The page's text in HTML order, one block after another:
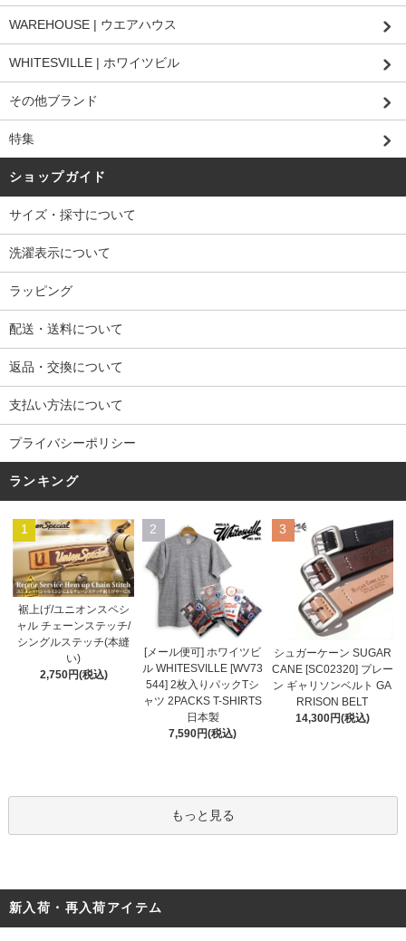
WAREHOUSE | ウエアハウス
WHITESVILLE | ホワイツビル
その他ブランド
特集
ショップガイド
サイズ・採寸について
洗濯表示について
ラッピング
配送・送料について
返品・交換について
支払い方法について
プライバシーポリシー
ランキング
1
裾上げ/ユニオンスペシ
ャル チェーンステッチ/
シングルステッチ(本縫
い)
2,750円(税込)
2
[メール便可] ホワイツビ
ル WHITESVILLE [WV73
544] 2枚入りパックTシ
ャツ 2PACKS T-SHIRTS
日本製
7,590円(税込)
3
シュガーケーン SUGAR
CANE [SC02320] プレー
ン ギャリソンベルト GA
RRISON BELT
14,300円(税込)
もっと見る
新入荷・再入荷アイテム